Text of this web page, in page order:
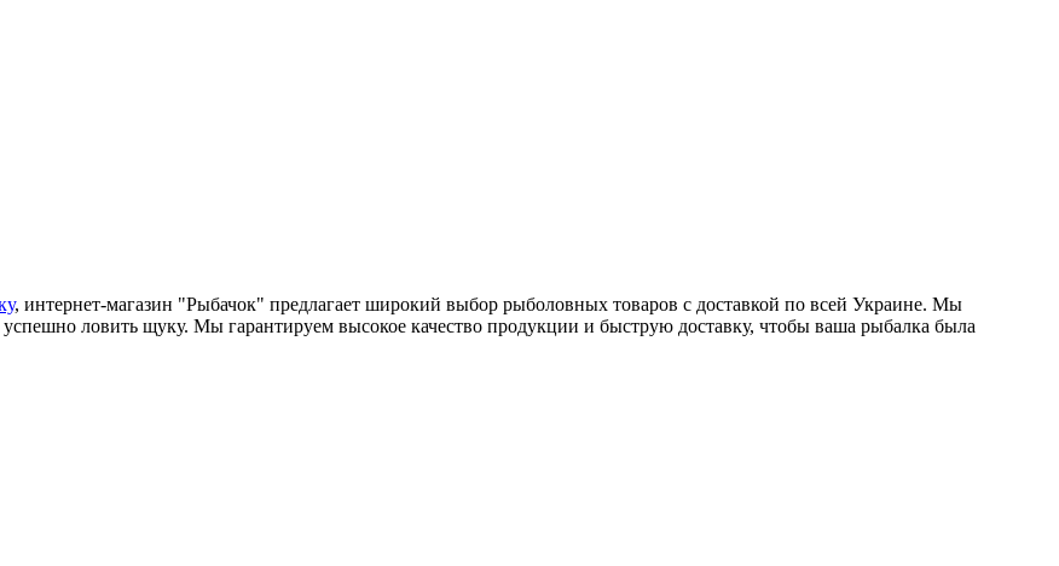
, интернет-магазин "Рыбачок" предлагает широкий выбор рыболовных товаров с доставкой по всей Украине. Мы
ловить щуку. Мы гарантируем высокое качество продукции и быструю доставку, чтобы ваша рыбалка была